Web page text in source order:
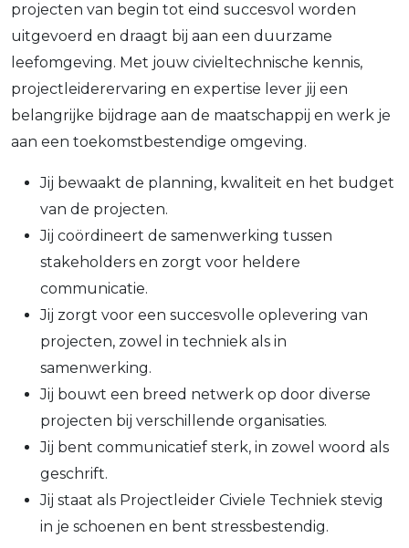
projecten van begin tot eind succesvol worden
uitgevoerd en draagt bij aan een duurzame
leefomgeving. Met jouw civieltechnische kennis,
projectleiderervaring en expertise lever jij een
belangrijke bijdrage aan de maatschappij en werk je
aan een toekomstbestendige omgeving.
Jij bewaakt de planning, kwaliteit en het budget
van de projecten.
Jij coördineert de samenwerking tussen
stakeholders en zorgt voor heldere
communicatie.
Jij zorgt voor een succesvolle oplevering van
projecten, zowel in techniek als in
samenwerking.
Jij bouwt een breed netwerk op door diverse
projecten bij verschillende organisaties.
Jij bent communicatief sterk, in zowel woord als
geschrift.
Jij staat als Projectleider Civiele Techniek stevig
in je schoenen en bent stressbestendig.